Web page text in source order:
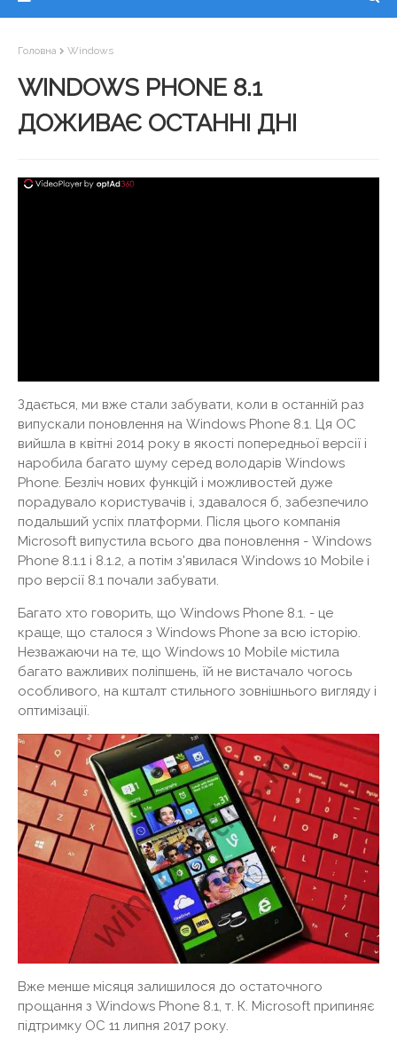
Головна Windows
WINDOWS PHONE 8.1
ДОЖИВАЄ ОСТАННІ ДНІ
Здається, ми вже стали забувати, коли в останній раз
випускали поновлення на Windows Phone 8.1. Ця ОС
вийшла в квітні 2014 року в якості попередньої версії і
наробила багато шуму серед володарів Windows
Phone. Безліч нових функцій і можливостей дуже
порадувало користувачів і, здавалося б, забезпечило
подальший успіх платформи. Після цього компанія
Microsoft випустила всього два поновлення - Windows
Phone 8.1.1 і 8.1.2, а потім з'явилася Windows 10 Mobile і
про версії 8.1 почали забувати.
Багато хто говорить, що Windows Phone 8.1. - це
краще, що сталося з Windows Phone за всю історію.
Незважаючи на те, що Windows 10 Mobile містила
багато важливих поліпшень, їй не вистачало чогось
особливого, на кшталт стильного зовнішнього вигляду і
оптимізації.
Вже менше місяця залишилося до остаточного
прощання з Windows Phone 8.1, т. К. Microsoft припиняє
підтримку ОС 11 липня 2017 року.